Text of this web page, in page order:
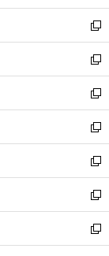
開
く
ウ
で
開
く
ン
ド
ウ
で
開
く
新
し
い
ウ
ィ
ン
ド
ウ
で
開
く
新
し
い
ウ
ィ
ン
ド
ウ
で
開
く
新
し
い
ウ
ィ
ン
ド
ウ
で
開
新
し
い
ウ
ィ
ン
ド
ウ
新
し
い
ウ
ィ
ン
新
し
い
ウ
新
し